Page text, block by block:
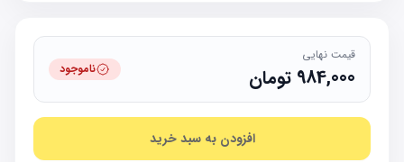
قیمت نهایی
984,000 تومان ناموجود
افزودن به سبد خرید